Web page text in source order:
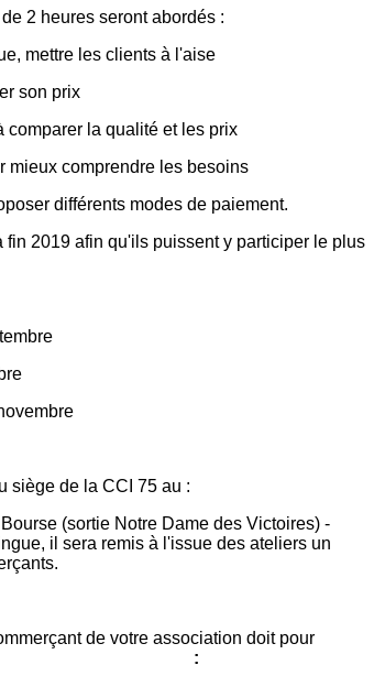
2 heures seront abordés :
mettre les clients à l'aise
son prix
la qualité et les prix
comprendre les besoins
différents modes de paiement.
2019 afin qu'ils puissent y participer le plus
siège de la CCI 75 au :
(sortie Notre Dame des Victoires) -
il sera remis à l'issue des ateliers un
de votre association doit pour
: